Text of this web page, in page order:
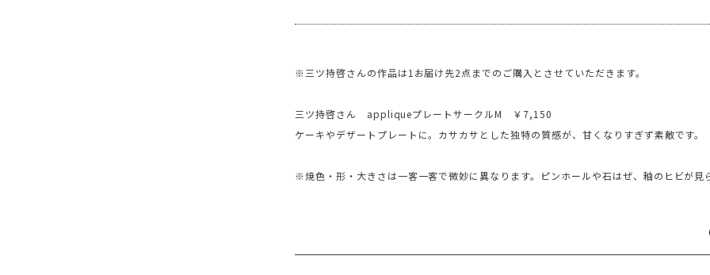
※三ツ持啓さんの作品は1お届け先2点までのご購入とさせていただきます。
三ツ持啓さん appliqueプレートサークルM ￥7,150
ケーキやデザートプレートに。カサカサとした独特の質感が、甘くなりすぎず素敵です。
※焼色・形・大きさは一客一客で微妙に異なります。ピンホールや石はぜ、釉のヒビが見